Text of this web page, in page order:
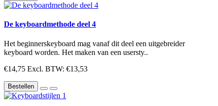
De keyboardmethode deel 4
Het beginnerskeyboard mag vanaf dit deel een uitgebreider
keyboard worden. Het maken van een usersty..
€14,75 Excl. BTW: €13,53
Bestellen